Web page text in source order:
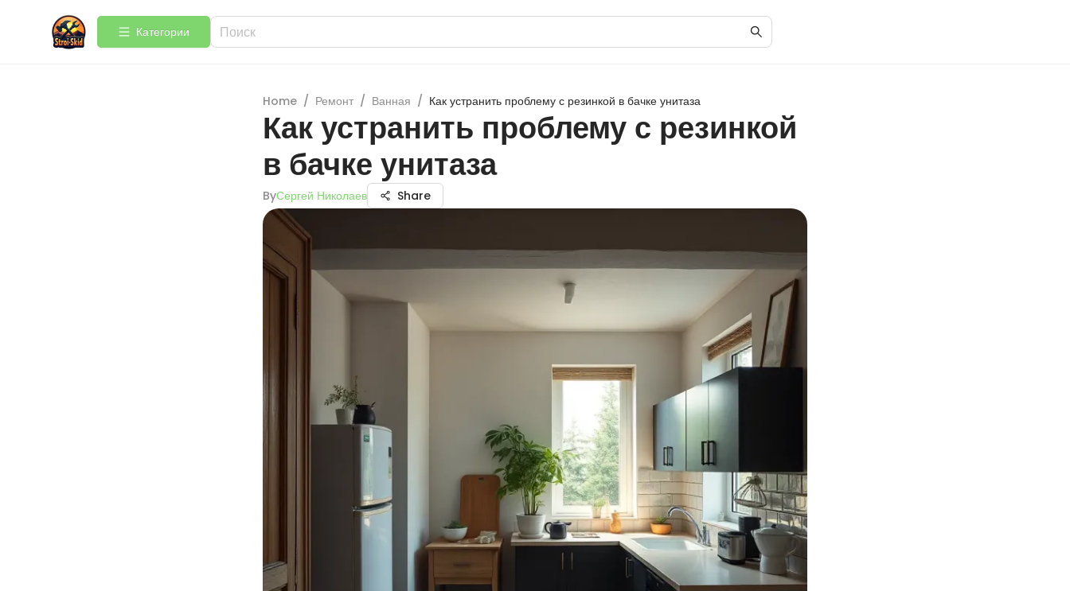
Категории
Home / Ремонт / Ванная / Как устранить проблему с резинкой в бачке унитаза
Как устранить проблему с резинкой
в бачке унитаза
ByСергей Николаев Share